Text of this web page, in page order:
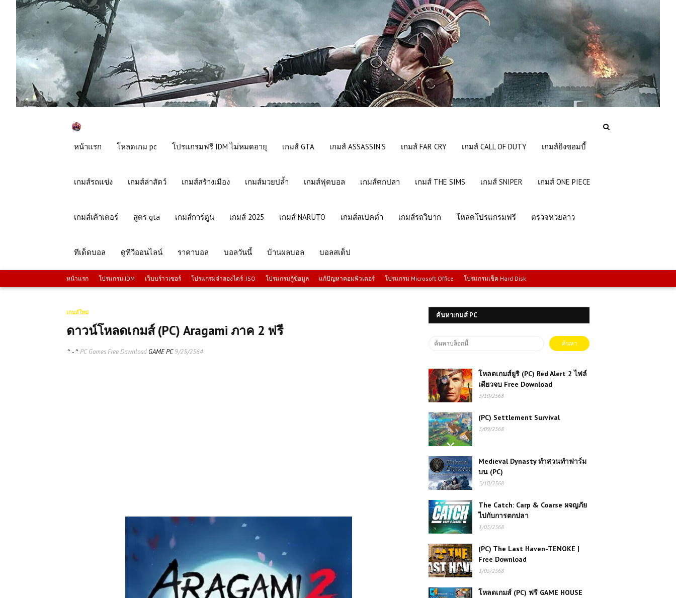
หน้าแรก โหลดเกม pc โปรแกรมฟรี IDM ไม่หมดอายุ เกมส์ GTA เกมส์ ASSASSIN'S เกมส์ FAR CRY เกมส์ CALL OF DUTY เกมส์ยิงซอมบี้
เกมส์รถแข่ง เกมส์ล่าสัตว์ เกมส์สร้างเมือง เกมส์มวยปล้ำ เกมส์ฟุตบอล เกมส์ตกปลา เกมส์ THE SIMS เกมส์ SNIPER เกมส์ ONE PIECE
เกมส์เค้าเตอร์ สูตร gta เกมส์การ์ตูน เกมส์ 2025 เกมส์ NARUTO เกมส์สเปคต่ำ เกมส์รถวิบาก โหลดโปรแกรมฟรี ตรวจหวยลาว
ทีเด็ดบอล ดูทีวีออนไลน์ ราคาบอล บอลวันนี้ บ้านผลบอล บอลสเต็ป
หน้าแรก โปรแกรม IDM เว็บบร์าวเซอร์ โปรแกรมจำลองไดร์ .ISO โปรแกรมกู้ข้อมูล แก้ปัญหาคอมพิวเตอร์ โปรแกรม Microsoft Office โปรแกรมเช็ค Hard Disk
เกมส์ใหม่
ดาวน์โหลดเกมส์ (PC) Aragami ภาค 2 ฟรี
^ - ^ PC Games Free Download GAME PC9/25/2564
ค้นหาเกมส์ PC
โหลดเกมส์ยูริ (PC) Red Alert 2 ไฟล์
เดียวจบ Free Download
5/10/2568
(PC) Settlement Survival
5/09/2568
Medieval Dynasty ทำสวนทำฟาร์ม
บน (PC)
5/10/2568
The Catch: Carp & Coarse ผจญภัย
ไปกับการตกปลา
1/05/2568
(PC) The Last Haven-TENOKE |
Free Download
1/05/2568
โหลดเกมส์ (PC) ฟรี GAME HOUSE